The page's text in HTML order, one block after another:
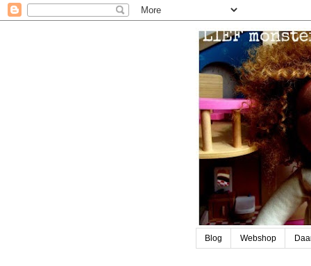
Blog Webshop